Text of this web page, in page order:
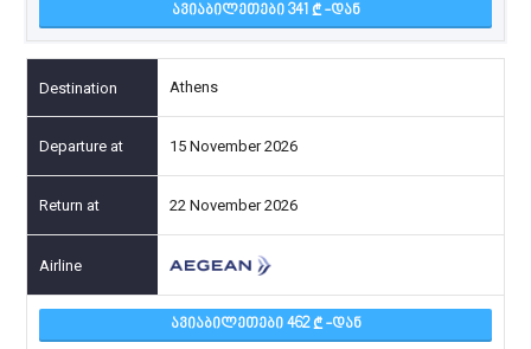
ᲐᲕᲘᲐᲑᲘᲚᲔᲗᲔᲑᲘ 341 -ᲓᲐᲜ
Athens
15 November 2026
22 November 2026
ᲐᲕᲘᲐᲑᲘᲚᲔᲗᲔᲑᲘ 462 -ᲓᲐᲜ